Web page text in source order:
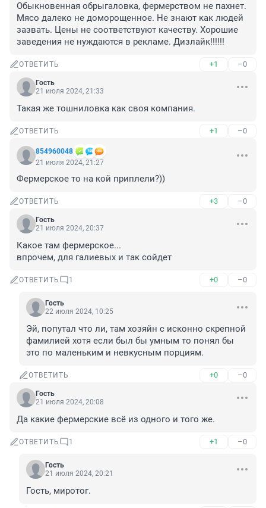
Обыкновенная обрыгаловка, фермерством не пахнет.
Мясо далеко не доморощенное. Не знают как людей
зазвать. Цены не соответствуют качеству. Хорошие
заведения не нуждаются в рекламе. Дизлайк!!!!!!
ОТВЕТИТЬ +1 –0
Гость
21 июля 2024, 21:33
Такая же тошниловка как своя компания.
ОТВЕТИТЬ +1 –0
854960048
21 июля 2024, 21:27
Фермерское то на кой приплели?))
ОТВЕТИТЬ +3 –0
Гость
21 июля 2024, 20:37
Какое там фермерское...
впрочем, для галиевых и так сойдет
ОТВЕТИТЬ 1 +0 –0
Гость
22 июля 2024, 10:25
Эй, попутал что ли, там хозяйн с исконно скрепной
фамилией хотя если был бы умным то понял бы
это по маленьким и невкусным порциям.
ОТВЕТИТЬ +0 –0
Гость
21 июля 2024, 20:08
Да какие фермерские всё из одного и того же.
ОТВЕТИТЬ 1 +1 –0
Гость
21 июля 2024, 20:21
Гость, миротог.